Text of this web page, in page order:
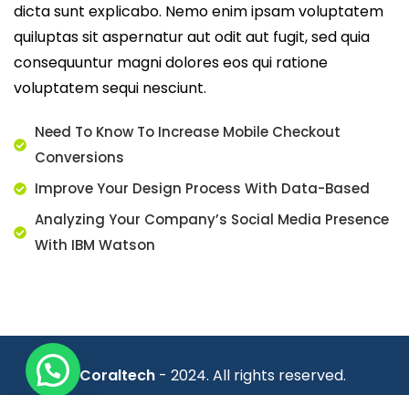
dicta sunt explicabo. Nemo enim ipsam voluptatem
quiluptas sit aspernatur aut odit aut fugit, sed quia
consequuntur magni dolores eos qui ratione
voluptatem sequi nesciunt.
Need To Know To Increase Mobile Checkout
Conversions
Improve Your Design Process With Data-Based
Analyzing Your Company’s Social Media Presence
With IBM Watson
©Coraltech- 2024. All rights reserved.